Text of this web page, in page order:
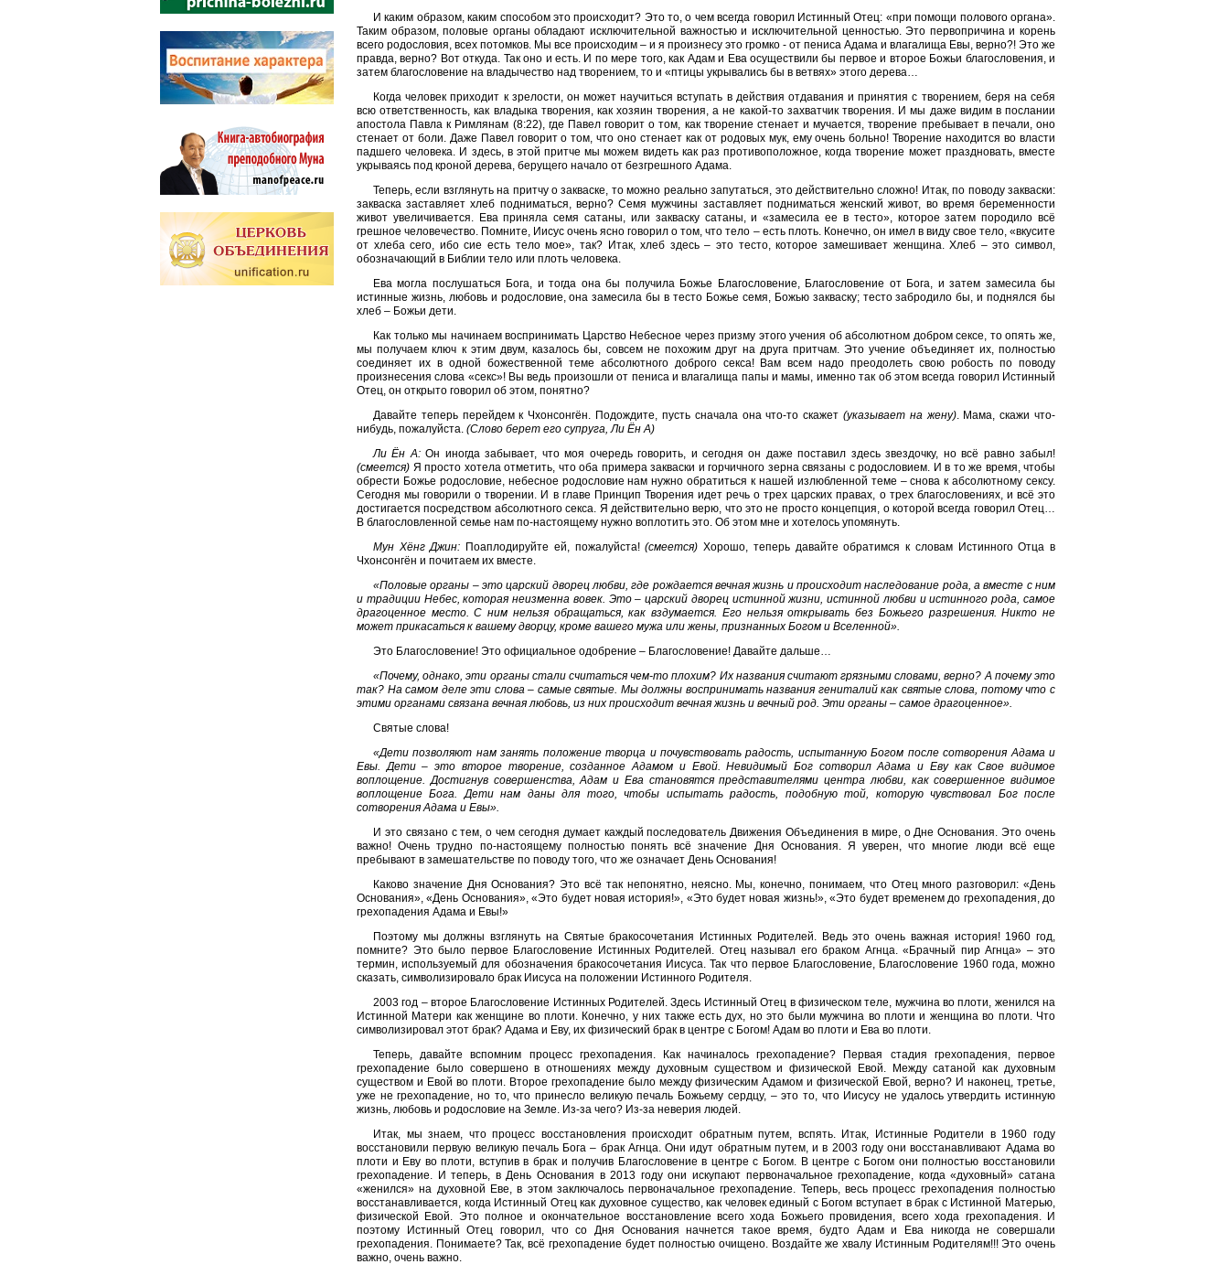
И каким образом, каким способом это происходит? Это то, о чем всегда говорил Истинный Отец: «при помощи полового органа».
Таким образом, половые органы обладают исключительной важностью и исключительной ценностью. Это первопричина и корень
всего родословия, всех потомков. Мы все происходим – и я произнесу это громко - от пениса Адама и влагалища Евы, верно?! Это же
правда, верно? Вот откуда. Так оно и есть. И по мере того, как Адам и Ева осуществили бы первое и второе Божьи благословения, и
затем благословение на владычество над творением, то и «птицы укрывались бы в ветвях» этого дерева…
Когда человек приходит к зрелости, он может научиться вступать в действия отдавания и принятия с творением, беря на себя
всю ответственность, как владыка творения, как хозяин творения, а не какой-то захватчик творения. И мы даже видим в послании
апостола Павла к Римлянам (8:22), где Павел говорит о том, как творение стенает и мучается, творение пребывает в печали, оно
стенает от боли. Даже Павел говорит о том, что оно стенает как от родовых мук, ему очень больно! Творение находится во власти
падшего человека. И здесь, в этой притче мы можем видеть как раз противоположное, когда творение может праздновать, вместе
укрываясь под кроной дерева, берущего начало от безгрешного Адама.
Теперь, если взглянуть на притчу о закваске, то можно реально запутаться, это действительно сложно! Итак, по поводу закваски:
закваска заставляет хлеб подниматься, верно? Семя мужчины заставляет подниматься женский живот, во время беременности
живот увеличивается. Ева приняла семя сатаны, или закваску сатаны, и «замесила ее в тесто», которое затем породило всё
грешное человечество. Помните, Иисус очень ясно говорил о том, что тело – есть плоть. Конечно, он имел в виду свое тело, «вкусите
от хлеба сего, ибо сие есть тело мое», так? Итак, хлеб здесь – это тесто, которое замешивает женщина. Хлеб – это символ,
обозначающий в Библии тело или плоть человека.
Ева могла послушаться Бога, и тогда она бы получила Божье Благословение, Благословение от Бога, и затем замесила бы
истинные жизнь, любовь и родословие, она замесила бы в тесто Божье семя, Божью закваску; тесто забродило бы, и поднялся бы
хлеб – Божьи дети.
Как только мы начинаем воспринимать Царство Небесное через призму этого учения об абсолютном добром сексе, то опять же,
мы получаем ключ к этим двум, казалось бы, совсем не похожим друг на друга притчам. Это учение объединяет их, полностью
соединяет их в одной божественной теме абсолютного доброго секса! Вам всем надо преодолеть свою робость по поводу
произнесения слова «секс»! Вы ведь произошли от пениса и влагалища папы и мамы, именно так об этом всегда говорил Истинный
Отец, он открыто говорил об этом, понятно?
Давайте теперь перейдем к Чхонсонгён. Подождите, пусть сначала она что-то скажет (указывает на жену). Мама, скажи что-
нибудь, пожалуйста. (Слово берет его супруга, Ли Ён А)
Ли Ён А:Он иногда забывает, что моя очередь говорить, и сегодня он даже поставил здесь звездочку, но всё равно забыл!
(смеется) Я просто хотела отметить, что оба примера закваски и горчичного зерна связаны с родословием. И в то же время, чтобы
обрести Божье родословие, небесное родословие нам нужно обратиться к нашей излюбленной теме – снова к абсолютному сексу.
Сегодня мы говорили о творении. И в главе Принцип Творения идет речь о трех царских правах, о трех благословениях, и всё это
достигается посредством абсолютного секса. Я действительно верю, что это не просто концепция, о которой всегда говорил Отец…
В благословленной семье нам по-настоящему нужно воплотить это. Об этом мне и хотелось упомянуть.
Мун Хёнг Джин: Поаплодируйте ей, пожалуйста!(смеется)Хорошо, теперь давайте обратимся к словам Истинного Отца в
Чхонсонгён и почитаем их вместе.
«Половые органы – это царский дворец любви, где рождается вечная жизнь и происходит наследование рода, а вместе с ним
и традиции Небес, которая неизменна вовек. Это – царский дворец истинной жизни, истинной любви и истинного рода, самое
драгоценное место. С ним нельзя обращаться, как вздумается. Его нельзя открывать без Божьего разрешения. Никто не
может прикасаться к вашему дворцу, кроме вашего мужа или жены, признанных Богом и Вселенной».
Это Благословение! Это официальное одобрение – Благословение! Давайте дальше…
«Почему, однако, эти органы стали считаться чем-то плохим? Их названия считают грязными словами, верно? А почему это
так? На самом деле эти слова – самые святые. Мы должны воспринимать названия гениталий как святые слова, потому что с
этими органами связана вечная любовь, из них происходит вечная жизнь и вечный род. Эти органы – самое драгоценное».
Святые слова!
«Дети позволяют нам занять положение творца и почувствовать радость, испытанную Богом после сотворения Адама и
Евы. Дети – это второе творение, созданное Адамом и Евой. Невидимый Бог сотворил Адама и Еву как Свое видимое
воплощение. Достигнув совершенства, Адам и Ева становятся представителями центра любви, как совершенное видимое
воплощение Бога. Дети нам даны для того, чтобы испытать радость, подобную той, которую чувствовал Бог после
сотворения Адама и Евы».
И это связано с тем, о чем сегодня думает каждый последователь Движения Объединения в мире, о Дне Основания. Это очень
важно! Очень трудно по-настоящему полностью понять всё значение Дня Основания. Я уверен, что многие люди всё еще
пребывают в замешательстве по поводу того, что же означает День Основания!
Каково значение Дня Основания? Это всё так непонятно, неясно. Мы, конечно, понимаем, что Отец много разговорил: «День
Основания», «День Основания», «Это будет новая история!», «Это будет новая жизнь!», «Это будет временем до грехопадения, до
грехопадения Адама и Евы!»
Поэтому мы должны взглянуть на Святые бракосочетания Истинных Родителей. Ведь это очень важная история! 1960 год,
помните? Это было первое Благословение Истинных Родителей. Отец называл его браком Агнца. «Брачный пир Агнца» – это
термин, используемый для обозначения бракосочетания Иисуса. Так что первое Благословение, Благословение 1960 года, можно
сказать, символизировало брак Иисуса на положении Истинного Родителя.
2003 год – второе Благословение Истинных Родителей. Здесь Истинный Отец в физическом теле, мужчина во плоти, женился на
Истинной Матери как женщине во плоти. Конечно, у них также есть дух, но это были мужчина во плоти и женщина во плоти. Что
символизировал этот брак? Адама и Еву, их физический брак в центре с Богом! Адам во плоти и Ева во плоти.
Теперь, давайте вспомним процесс грехопадения. Как начиналось грехопадение? Первая стадия грехопадения, первое
грехопадение было совершено в отношениях между духовным существом и физической Евой. Между сатаной как духовным
существом и Евой во плоти. Второе грехопадение было между физическим Адамом и физической Евой, верно? И наконец, третье,
уже не грехопадение, но то, что принесло великую печаль Божьему сердцу, – это то, что Иисусу не удалось утвердить истинную
жизнь, любовь и родословие на Земле. Из-за чего? Из-за неверия людей.
Итак, мы знаем, что процесс восстановления происходит обратным путем, вспять. Итак, Истинные Родители в 1960 году
восстановили первую великую печаль Бога – брак Агнца. Они идут обратным путем, и в 2003 году они восстанавливают Адама во
плоти и Еву во плоти, вступив в брак и получив Благословение в центре с Богом. В центре с Богом они полностью восстановили
грехопадение. И теперь, в День Основания в 2013 году они искупают первоначальное грехопадение, когда «духовный» сатана
«женился» на духовной Еве, в этом заключалось первоначальное грехопадение. Теперь, весь процесс грехопадения полностью
восстанавливается, когда Истинный Отец как духовное существо, как человек единый с Богом вступает в брак с Истинной Матерью,
физической Евой. Это полное и окончательное восстановление всего хода Божьего провидения, всего хода грехопадения. И
поэтому Истинный Отец говорил, что со Дня Основания начнется такое время, будто Адам и Ева никогда не совершали
грехопадения. Понимаете? Так, всё грехопадение будет полностью очищено. Воздайте же хвалу Истинным Родителям!!! Это очень
важно, очень важно.